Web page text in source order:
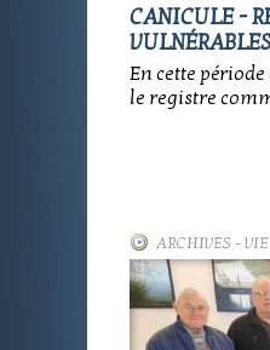
CANICULE -
VULNÉRABLES
En cette
le registre
ARCHIVES -